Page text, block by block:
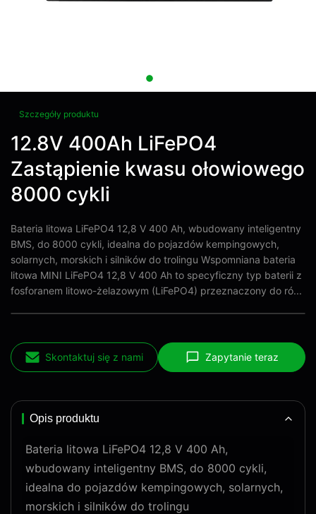
Szczegóły produktu
12.8V 400Ah LiFePO4
Zastąpienie kwasu ołowiowego
8000 cykli
Bateria litowa LiFePO4 12,8 V 400 Ah, wbudowany inteligentny
BMS, do 8000 cykli, idealna do pojazdów kempingowych,
solarnych, morskich i silników do trolingu Wspomniana bateria
litowa MINI LiFePO4 12,8 V 400 Ah to specyficzny typ baterii z
fosforanem litowo-żelazowym (LiFePO4) przeznaczony do ró...
Skontaktuj się z nami Zapytanie teraz
Opis produktu
Bateria litowa LiFePO4 12,8 V 400 Ah,
wbudowany inteligentny BMS, do 8000 cykli,
idealna do pojazdów kempingowych, solarnych,
morskich i silników do trolingu